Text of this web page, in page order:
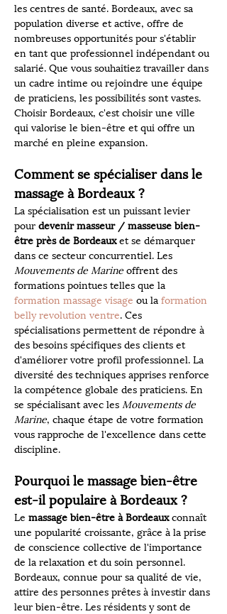
les centres de santé. Bordeaux, avec sa
population diverse et active, offre de
nombreuses opportunités pour s'établir
en tant que professionnel indépendant ou
salarié. Que vous souhaitiez travailler dans
un cadre intime ou rejoindre une équipe
de praticiens, les possibilités sont vastes.
Choisir Bordeaux, c'est choisir une ville
qui valorise le bien-être et qui offre un
marché en pleine expansion.
Comment se spécialiser dans le
massage à Bordeaux ?
La spécialisation est un puissant levier
pour devenir masseur / masseuse bien-
être près de Bordeaux et se démarquer
dans ce secteur concurrentiel. Les
Mouvements de Marine offrent des
formations pointues telles que la
formation massage visage ou la formation
belly revolution ventre. Ces
spécialisations permettent de répondre à
des besoins spécifiques des clients et
d'améliorer votre profil professionnel. La
diversité des techniques apprises renforce
la compétence globale des praticiens. En
se spécialisant avec les Mouvements de
Marine, chaque étape de votre formation
vous rapproche de l'excellence dans cette
discipline.
Pourquoi le massage bien-être
est-il populaire à Bordeaux ?
Le massage bien-être à Bordeaux connaît
une popularité croissante, grâce à la prise
de conscience collective de l'importance
de la relaxation et du soin personnel.
Bordeaux, connue pour sa qualité de vie,
attire des personnes prêtes à investir dans
leur bien-être. Les résidents y sont de